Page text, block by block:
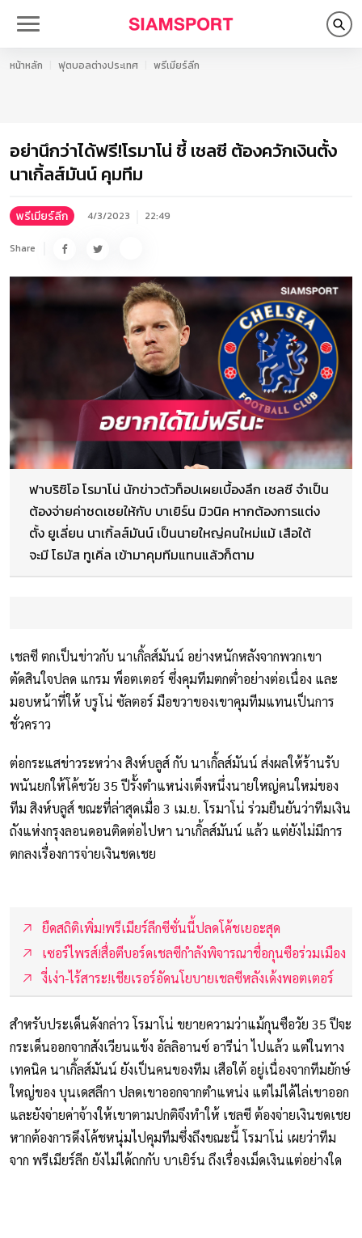
หน้าหลัก ฟุตบอลต่างประเทศ พรีเมียร์ลีก
อย่านึกว่าได้ฟรี!โรมาโน่ ชี้ เชลซี ต้องควักเงินตั้ง
นาเกิ้ลส์มันน์ คุมทีม
พรีเมียร์ลีก 4/3/2023 22:49
Share
ฟาบริซิโอ โรมาโน่ นักข่าวตัวท็อปเผยเบื้องลึก เชลซี จำเป็น
ต้องจ่ายค่าชดเชยให้กับ บาเยิร์น มิวนิค หากต้องการแต่ง
ตั้ง ยูเลี่ยน นาเกิ้ลส์มันน์ เป็นนายใหญ่คนใหม่แม้ เสือใต้
จะมี โธมัส ทูเคิ่ล เข้ามาคุมทีมแทนแล้วก็ตาม
เชลซี ตกเป็นข่าวกับ นาเกิ้ลส์มันน์ อย่างหนักหลังจากพวกเขา
ตัดสินใจปลด แกรม พ็อตเตอร์ ซึ่งคุมทีมตกต่ำอย่างต่อเนื่อง และ
มอบหน้าที่ให้ บรูโน่ ซัลตอร์ มือขวาของเขาคุมทีมแทนเป็นการ
ชั่วคราว
ต่อกระแสข่าวระหว่าง สิงห์บลูส์ กับ นาเกิ้ลส์มันน์ ส่งผลให้ร้านรับ
พนันยกให้โค้ชวัย 35 ปีรั้งตำแหน่งเต็งหนึ่งนายใหญ่คนใหม่ของ
ทีม สิงห์บลูส์ ขณะที่ล่าสุดเมื่อ 3 เม.ย. โรมาโน่ ร่วมยืนยันว่าทีมเงิน
ถังแห่งกรุงลอนดอนติดต่อไปหา นาเกิ้ลส์มันน์ แล้ว แต่ยังไม่มีการ
ตกลงเรื่องการจ่ายเงินชดเชย
ยืดสถิติเพิ่ม!พรีเมียร์ลีกซีซั่นนี้ปลดโค้ชเยอะสุด
เซอร์ไพรส์!สื่อตีบอร์ดเชลซีกำลังพิจารณาชื่อกุนซือร่วมเมือง
งี่เง่า-ไร้สาระ!เชียเรอร์อัดนโยบายเชลซีหลังเด้งพอตเตอร์
สำหรับประเด็นดังกล่าว โรมาโน่ ขยายความว่าแม้กุนซือวัย 35 ปีจะ
กระเด็นออกจากสังเวียนแข้ง อัลลิอานซ์ อารีน่า ไปแล้ว แต่ในทาง
เทคนิค นาเกิ้ลส์มันน์ ยังเป็นคนของทีม เสือใต้ อยู่เนื่องจากทีมยักษ์
ใหญ่ของ บุนเดสลีกา ปลดเขาออกจากตำแหน่ง แต่ไม่ได้ไล่เขาออก
และยังจ่ายค่าจ้างให้เขาตามปกติจึงทำให้ เชลซี ต้องจ่ายเงินชดเชย
หากต้องการดึงโค้ชหนุ่มไปคุมทีมซึ่งถึงขณะนี้ โรมาโน่ เผยว่าทีม
จาก พรีเมียร์ลีก ยังไม่ได้ถกกับ บาเยิร์น ถึงเรื่องเม็ดเงินแต่อย่างใด